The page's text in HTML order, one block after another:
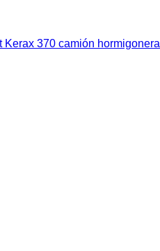
Kerax 370 camión hormigonera